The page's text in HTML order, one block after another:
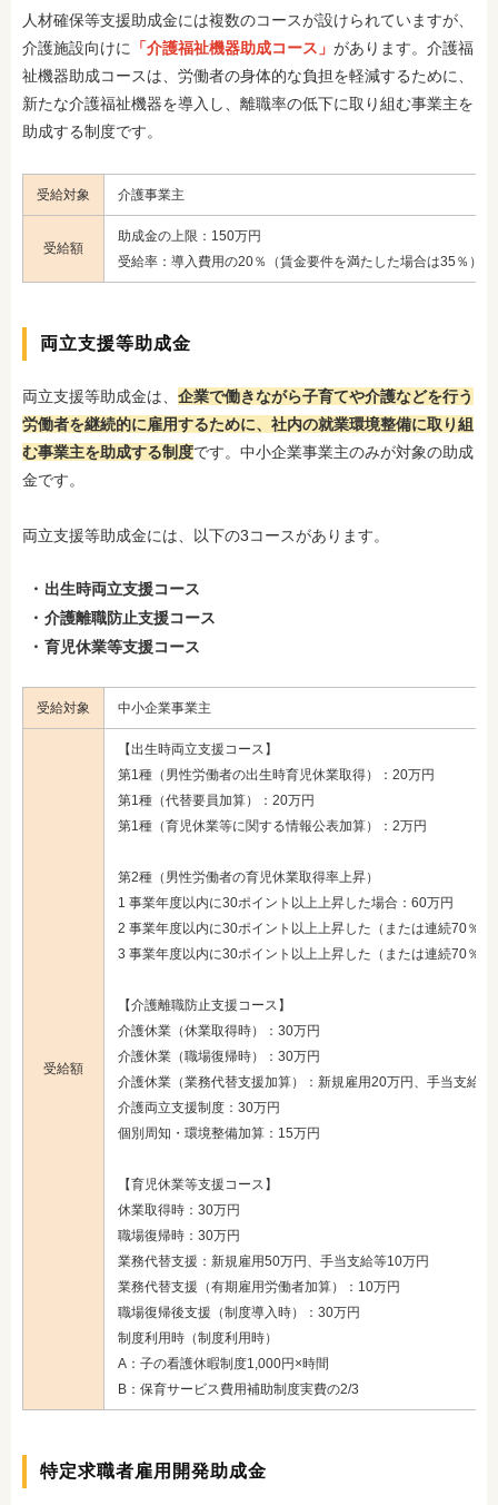
人材確保等支援助成金には複数のコースが設けられていますが、
介護施設向けに
「介護福祉機器助成コース」 があります。介護福
祉機器助成コースは、労働者の身体的な負担を軽減するために、
新たな介護福祉機器を導入し、離職率の低下に取り組む事業主を
助成する制度です。
受給対象 介護事業主
受給額
助成金の上限：150万円
受給率：導入費用の20％（賃金要件を満たした場合は35％）
両立支援等助成金
両立支援等助成金は、 企業で働きながら子育てや介護などを行う
労働者を継続的に雇用するために、社内の就業環境整備に取り組
む事業主を助成する制度です。中小企業事業主のみが対象の助成
金です。
両立支援等助成金には、以下の3コースがあります。
出生時両立支援コース
介護離職防止支援コース
育児休業等支援コース
受給対象 中小企業事業主
受給額
【出生時両立支援コース】
第1種（男性労働者の出生時育児休業取得）：20万円
第1種（代替要員加算）：20万円
第1種（育児休業等に関する情報公表加算）：2万円
第2種（男性労働者の育児休業取得率上昇）
1 事業年度以内に30ポイント以上上昇した場合：60万円
2 事業年度以内に30ポイント以上上昇した（または連続70％
3 事業年度以内に30ポイント以上上昇した（または連続70％
【介護離職防止支援コース】
介護休業（休業取得時）：30万円
介護休業（職場復帰時）：30万円
介護休業（業務代替支援加算）：新規雇用20万円、手当支給等
介護両立支援制度：30万円
個別周知・環境整備加算：15万円
【育児休業等支援コース】
休業取得時：30万円
職場復帰時：30万円
業務代替支援：新規雇用50万円、手当支給等10万円
業務代替支援（有期雇用労働者加算）：10万円
職場復帰後支援（制度導入時）：30万円
制度利用時（制度利用時）
A：子の看護休暇制度1,000円×時間
B：保育サービス費用補助制度実費の2/3
特定求職者雇用開発助成金